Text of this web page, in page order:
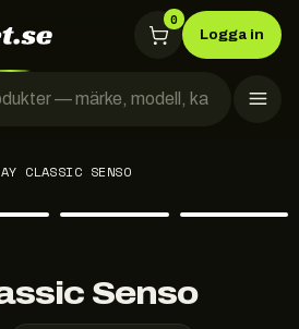
0
Logga in
CLASSIC SENSO
Senso